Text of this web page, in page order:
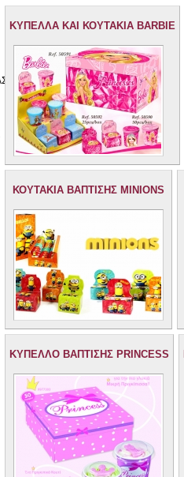
ΚΥΠΕΛΛΑ ΚΑΙ ΚΟΥΤΑΚΙΑ BARBIE
ΚΟΥΤΑΚΙΑ ΒΑΠΤΙΣΗΣ MINIONS
ΚΥΠΕΛΛΟ ΒΑΠΤΙΣΗΣ PRINCESS